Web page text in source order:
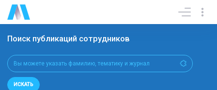
Поиск публикаций сотрудников
ИСКАТЬ